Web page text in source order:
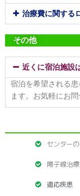
治療費に関する
その他
近くに宿泊施設
宿泊を希望される
ます。お気軽にお問
センター
陽子線治
適応疾患